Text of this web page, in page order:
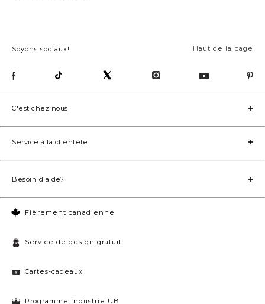
Haut de la page
Soyons sociaux!
Fièrement canadienne
Service de design gratuit
Cartes-cadeaux
Programme Industrie UB
C'est chez nous
Service à la clientèle
Besoin d'aide?